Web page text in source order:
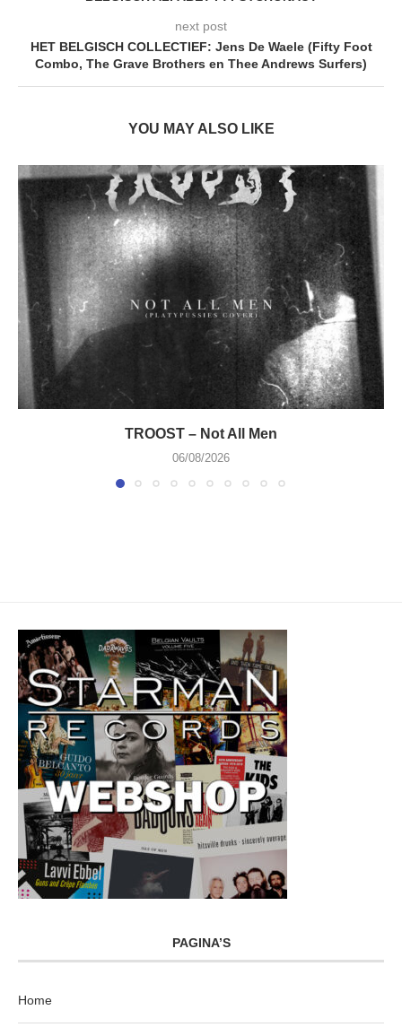
next post
HET BELGISCH COLLECTIEF: Jens De Waele (Fifty Foot
Combo, The Grave Brothers en Thee Andrews Surfers)
YOU MAY ALSO LIKE
TROOST – Not All Men
06/08/2026
PAGINA’S
Home